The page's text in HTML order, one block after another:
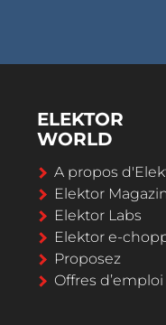
ELEKTOR
WORLD
A propos
Elektor
Elektor Labs
Elektor e-
Proposez
Offres d’emploi